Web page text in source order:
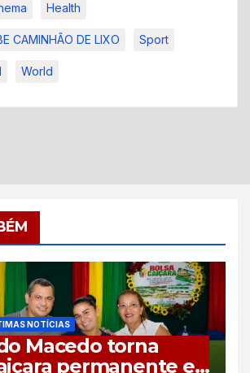
Health
CAMINHÃO DE LIXO Sport
World
NOTÍCIAS
Macedo torna
permanente e